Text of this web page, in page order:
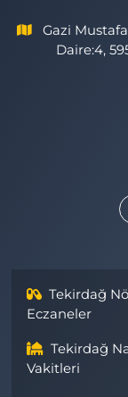
Gazi
Daire:4,
Tekirdağ
Eczaneler
Tekirdağ
Vakitleri